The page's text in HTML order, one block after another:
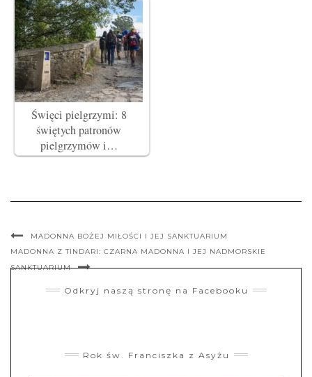
Święci pielgrzymi: 8
świętych patronów
pielgrzymów i…
MADONNA BOŻEJ MIŁOŚCI I JEJ SANKTUARIUM
MADONNA Z TINDARI: CZARNA MADONNA I JEJ NADMORSKIE
SANKTUARIUM
Odkryj naszą stronę na Facebooku
Rok św. Franciszka z Asyżu